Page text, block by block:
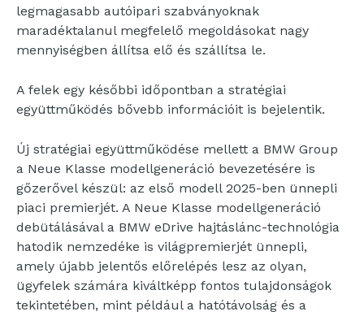
legmagasabb autóipari szabványoknak
maradéktalanul megfelelő megoldásokat nagy
mennyiségben állítsa elő és szállítsa le.
A felek egy későbbi időpontban a stratégiai
együttműködés bővebb információit is bejelentik.
Új stratégiai együttműködése mellett a BMW Group
a Neue Klasse modellgeneráció bevezetésére is
gőzerővel készül: az első modell 2025-ben ünnepli
piaci premierjét. A Neue Klasse modellgeneráció
debütálásával a BMW eDrive hajtáslánc-technológia
hatodik nemzedéke is világpremierjét ünnepli,
amely újabb jelentős előrelépés lesz az olyan,
ügyfelek számára kiváltképp fontos tulajdonságok
tekintetében, mint például a hatótávolság és a